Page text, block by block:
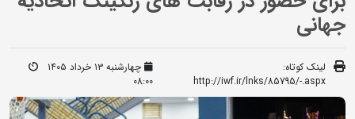
جهانی
لینک کوتاه:
http://iwf.ir/lnks/85795/-.aspx
چهارشنبه ۱۳ خرداد ۱۴۰۵
08:00